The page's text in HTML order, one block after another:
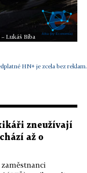
Lukáš Bíba
HN+ je zcela bez reklam.
zneužívají
až o